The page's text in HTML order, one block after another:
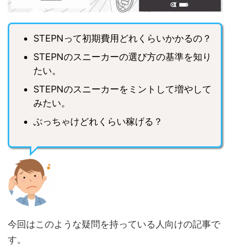
STEPNって初期費用どれくらいかかるの？
STEPNのスニーカーの選び方の基準を知り
たい。
STEPNのスニーカーをミントして増やして
みたい。
ぶっちゃけどれくらい稼げる？
今回はこのような疑問を持っている人向けの記事で
す。